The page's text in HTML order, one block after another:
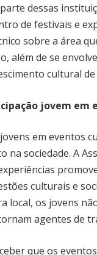
dessas
de festivais e
sobre a área
além de se
cultural
jovem em
em eventos
na sociedade. A
culturais e
local, os jovens
agentes de
que os